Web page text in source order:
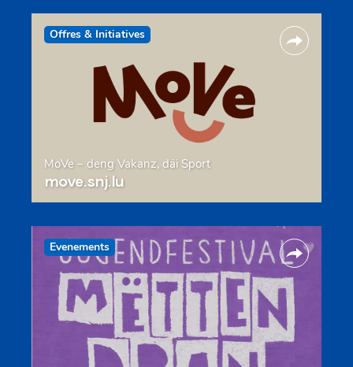
Offres & Initiatives
MoVe – deng Vakanz, däi Sport
move.snj.lu
Evenements